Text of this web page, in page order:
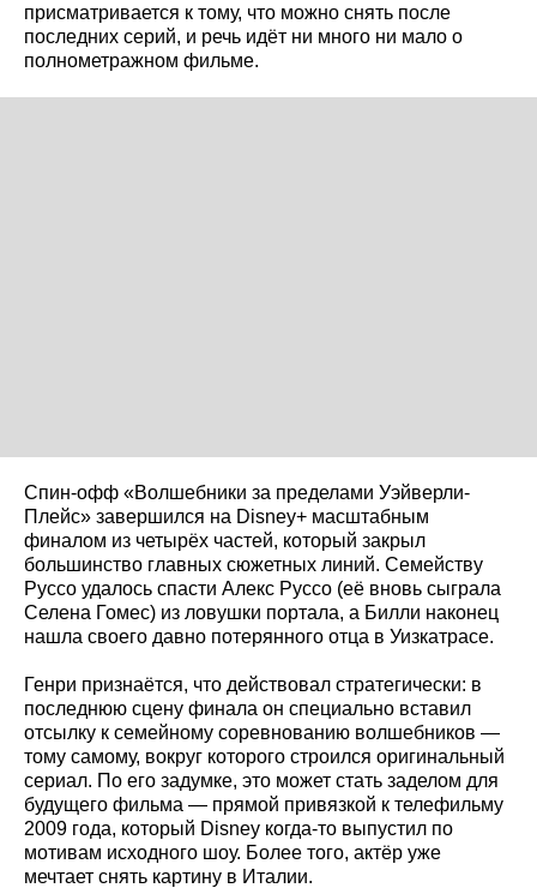
присматривается к тому, что можно снять после
последних серий, и речь идёт ни много ни мало о
полнометражном фильме.
Спин-офф «Волшебники за пределами Уэйверли-
Плейс» завершился на Disney+ масштабным
финалом из четырёх частей, который закрыл
большинство главных сюжетных линий. Семейству
Руссо удалось спасти Алекс Руссо (её вновь сыграла
Селена Гомес) из ловушки портала, а Билли наконец
нашла своего давно потерянного отца в Уизкатрасе.
Генри признаётся, что действовал стратегически: в
последнюю сцену финала он специально вставил
отсылку к семейному соревнованию волшебников —
тому самому, вокруг которого строился оригинальный
сериал. По его задумке, это может стать заделом для
будущего фильма — прямой привязкой к телефильму
2009 года, который Disney когда-то выпустил по
мотивам исходного шоу. Более того, актёр уже
мечтает снять картину в Италии.